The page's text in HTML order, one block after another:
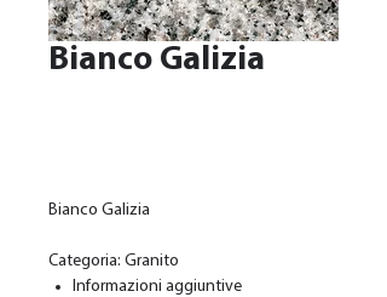
Bianco Galizia
Bianco Galizia
Categoria: Granito
Informazioni aggiuntive